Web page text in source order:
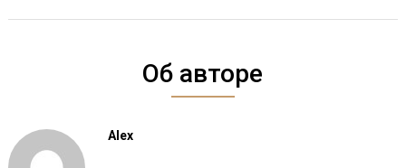
Об авторе
Alex